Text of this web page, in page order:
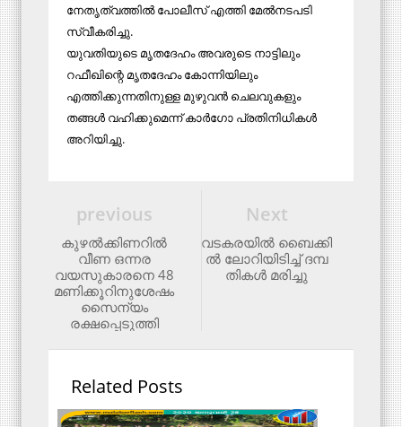
നേതൃത്വത്തില്‍ പോലീസ് എത്തി മേല്‍നടപടി
സ്വീകരിച്ചു.
യുവതിയുടെ മൃതദേഹം അവരുടെ നാട്ടിലും
റഫീഖിന്റെ മൃതദേഹം കോന്നിയിലും
എത്തിക്കുന്നതിനുള്ള മുഴുവന്‍ ചെലവുകളും
തങ്ങള്‍ വഹിക്കുമെന്ന് കാര്‍ഗോ പ്രതിനിധികള്‍
അറിയിച്ചു.
Next
വ​ട​ക​ര​യി​ൽ ബൈ​ക്കി​
ൽ ലോ​റി​യി​ടി​ച്ച് ദ​മ്പ​
തി​ക​ൾ മ​രി​ച്ചു
previous
കുഴല്‍ക്കിണറില്‍
വീണ ഒന്നര
വയസുകാരനെ 48
മണിക്കൂറിനുശേഷം
സൈന്യം
രക്ഷപ്പെടുത്തി
Related Posts